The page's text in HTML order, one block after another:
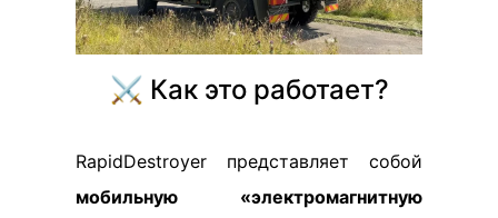
⚔️ Как это работает?
RapidDestroyer представляет собой
мобильную «электромагнитную